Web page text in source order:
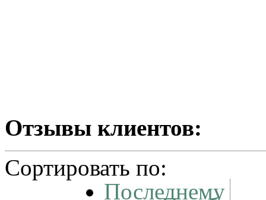
Отзывы клиентов:
Сортировать по:
Последнему